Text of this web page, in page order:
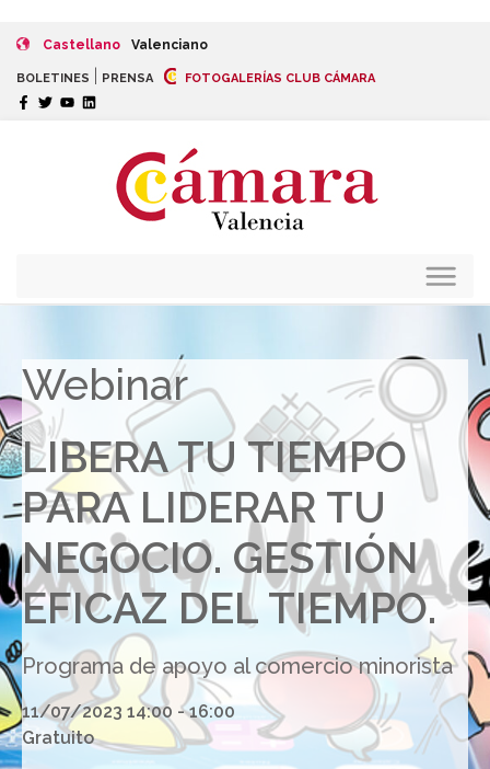
Castellano Valenciano
BOLETINES PRENSA FOTOGALERÍAS CLUB CÁMARA
Webinar
LIBERA TU TIEMPO
PARA LIDERAR TU
NEGOCIO. GESTIÓN
EFICAZ DEL TIEMPO.
Programa de apoyo al comercio minorista
11/07/2023 14:00 - 16:00
Gratuito